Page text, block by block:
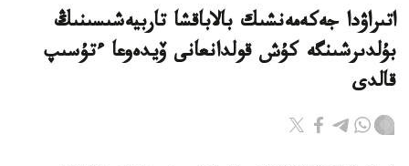
اتىراۋدا جەكەمەنشىك بالاباقشا تاربيەشىسىنىڭ
بۇلدىرشىنگە كۇش قولدانعانى ۆيدەوعا ءتۇسىپ
قالدى